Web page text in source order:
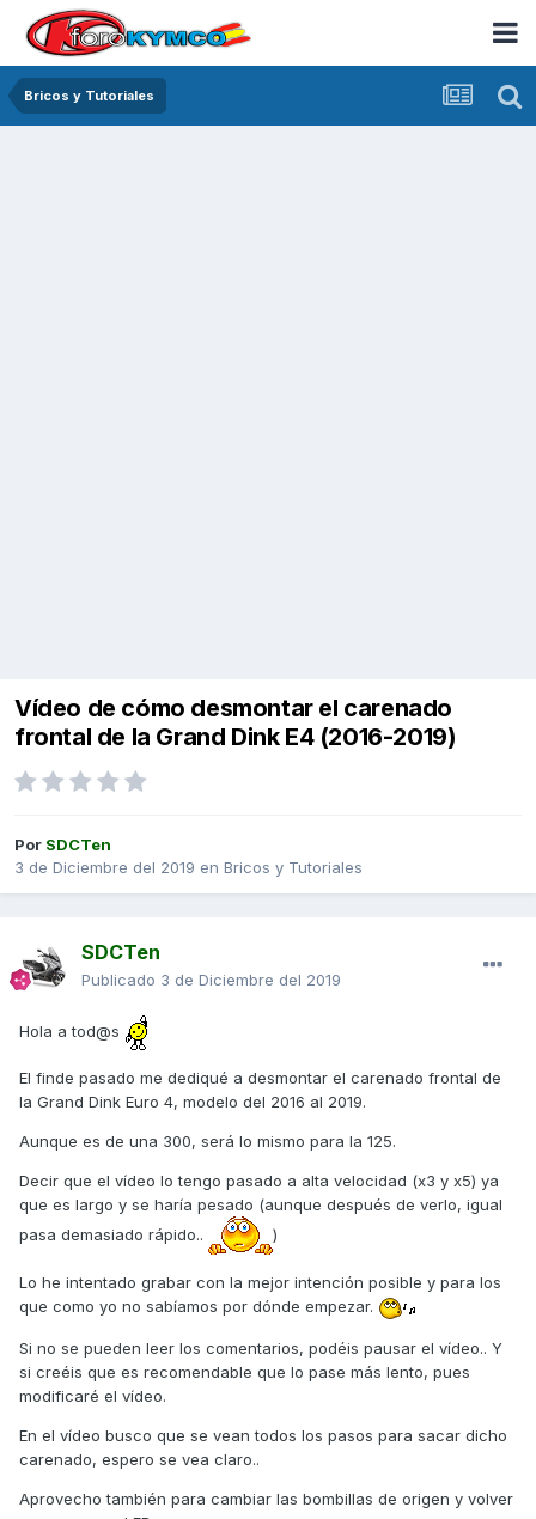
Bricos y Tutoriales
Vídeo de cómo desmontar el carenado
frontal de la Grand Dink E4 (2016-2019)
Por SDCTen
3 de Diciembre del 2019 en Bricos y Tutoriales
SDCTen
Publicado 3 de Diciembre del 2019
Hola a tod@s
El finde pasado me dediqué a desmontar el carenado frontal de
la Grand Dink Euro 4, modelo del 2016 al 2019.
Aunque es de una 300, será lo mismo para la 125.
Decir que el vídeo lo tengo pasado a alta velocidad (x3 y x5) ya
que es largo y se haría pesado (aunque después de verlo, igual
pasa demasiado rápido..
)
Lo he intentado grabar con la mejor intención posible y para los
que como yo no sabíamos por dónde empezar.
Si no se pueden leer los comentarios, podéis pausar el vídeo.. Y
si creéis que es recomendable que lo pase más lento, pues
modificaré el vídeo.
En el vídeo busco que se vean todos los pasos para sacar dicho
carenado, espero se vea claro..
Aprovecho también para cambiar las bombillas de origen y volver